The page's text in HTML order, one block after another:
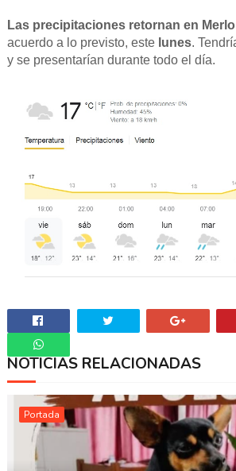
Las precipitaciones retornan en
acuerdo a lo previsto, este lunes.
y se presentarían durante todo el día.
Whatsapp
NOTICIAS RELACIONADAS
Portada